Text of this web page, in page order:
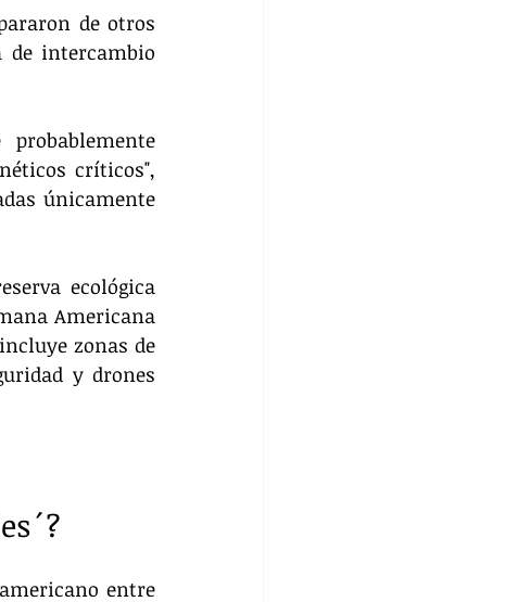
de otros
de intercambio
críticos",
únicamente
ecológica
Americana
zonas de
y drones
entre